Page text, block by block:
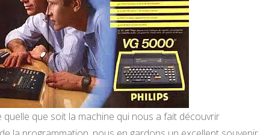
quelle que soit la machine qui nous a fait découvrir